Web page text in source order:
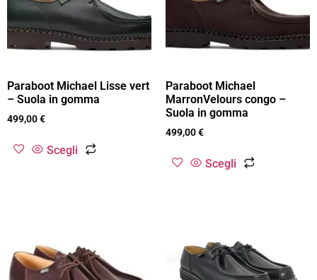
Paraboot Michael Lisse vert
– Suola in gomma
499,00€
Scegli
Paraboot Michael
MarronVelours congo –
Suola in gomma
499,00€
Scegli